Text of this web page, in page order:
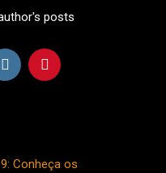
posts
Conheça os